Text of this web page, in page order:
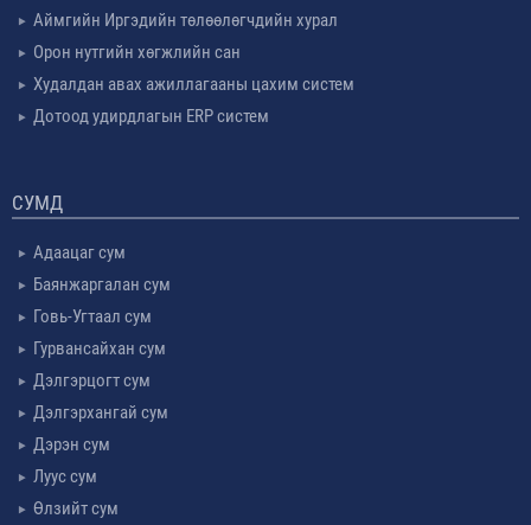
Аймгийн Иргэдийн төлөөлөгчдийн хурал
Орон нутгийн хөгжлийн сан
Худалдан авах ажиллагааны цахим систем
Дотоод удирдлагын ERP систем
СУМД
Адаацаг сум
Баянжаргалан сум
Говь-Угтаал сум
Гурвансайхан сум
Дэлгэрцогт сум
Дэлгэрхангай сум
Дэрэн сум
Луус сум
Өлзийт сум